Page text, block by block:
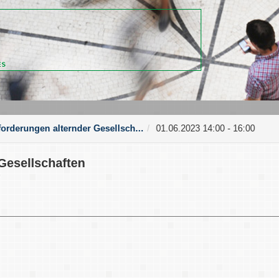
alternder Gesellsch... 01.06.2023 14:00 - 16:00